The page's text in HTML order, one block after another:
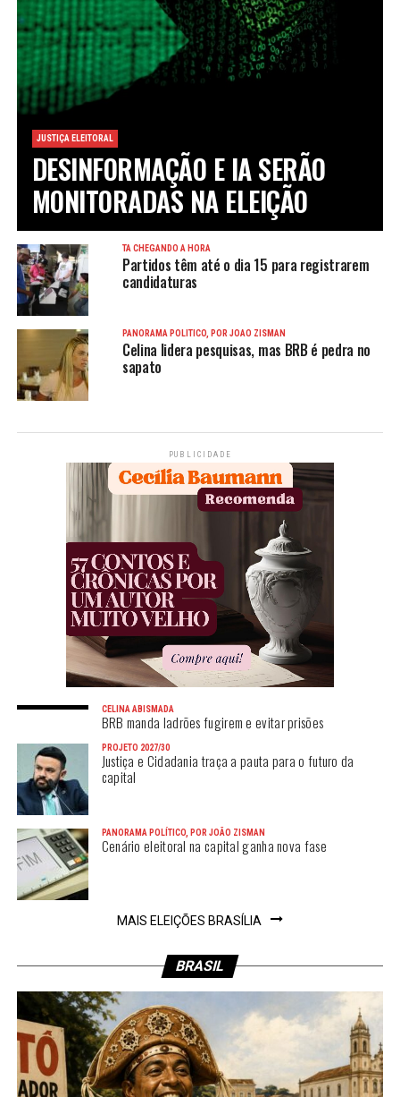
JUSTIÇA ELEITORAL
DESINFORMAÇÃO E IA SERÃO
MONITORADAS NA ELEIÇÃO
TÁ CHEGANDO A HORA
Partidos têm até o dia 15 para registrarem
candidaturas
PANORAMA POLÍTICO, POR JOÃO ZISMAN
Celina lidera pesquisas, mas BRB é pedra no
sapato
PUBLICIDADE
CELINA ABISMADA
BRB manda ladrões fugirem e evitar prisões
PROJETO 2027/30
Justiça e Cidadania traça a pauta para o futuro da
capital
PANORAMA POLÍTICO, POR JOÃO ZISMAN
Cenário eleitoral na capital ganha nova fase
MAIS ELEIÇÕES BRASÍLIA
BRASIL